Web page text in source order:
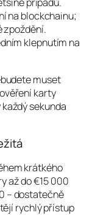
případů.
na blockchainu;
zpoždění.
klepnutím na
muset
karty
sekunda
krátkého
až do €15 000
– dostatečně
rychlý přístup